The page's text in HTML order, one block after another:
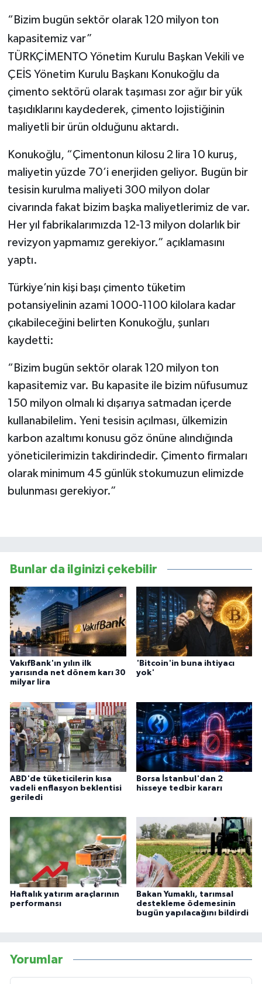
“Bizim bugün sektör olarak 120 milyon ton
kapasitemiz var”
TÜRKÇİMENTO Yönetim Kurulu Başkan Vekili ve
ÇEİS Yönetim Kurulu Başkanı Konukoğlu da
çimento sektörü olarak taşıması zor ağır bir yük
taşıdıklarını kaydederek, çimento lojistiğinin
maliyetli bir ürün olduğunu aktardı.
Konukoğlu, “Çimentonun kilosu 2 lira 10 kuruş,
maliyetin yüzde 70’i enerjiden geliyor. Bugün bir
tesisin kurulma maliyeti 300 milyon dolar
civarında fakat bizim başka maliyetlerimiz de var.
Her yıl fabrikalarımızda 12-13 milyon dolarlık bir
revizyon yapmamız gerekiyor.” açıklamasını
yaptı.
Türkiye’nin kişi başı çimento tüketim
potansiyelinin azami 1000-1100 kilolara kadar
çıkabileceğini belirten Konukoğlu, şunları
kaydetti:
“Bizim bugün sektör olarak 120 milyon ton
kapasitemiz var. Bu kapasite ile bizim nüfusumuz
150 milyon olmalı ki dışarıya satmadan içerde
kullanabilelim. Yeni tesisin açılması, ülkemizin
karbon azaltımı konusu göz önüne alındığında
yöneticilerimizin takdirindedir. Çimento firmaları
olarak minimum 45 günlük stokumuzun elimizde
bulunması gerekiyor.”
Bunlar da ilginizi çekebilir
VakıfBank'ın yılın ilk
yarısında net dönem karı 30
milyar lira
'Bitcoin'in buna ihtiyacı
yok'
ABD'de tüketicilerin kısa
vadeli enflasyon beklentisi
geriledi
Borsa İstanbul'dan 2
hisseye tedbir kararı
Haftalık yatırım araçlarının
performansı
Bakan Yumaklı, tarımsal
destekleme ödemesinin
bugün yapılacağını bildirdi
Yorumlar